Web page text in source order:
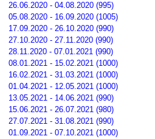
26.06.2020 - 04.08.2020 (995)
05.08.2020 - 16.09.2020 (1005)
17.09.2020 - 26.10.2020 (990)
27.10.2020 - 27.11.2020 (990)
28.11.2020 - 07.01.2021 (990)
08.01.2021 - 15.02.2021 (1000)
16.02.2021 - 31.03.2021 (1000)
01.04.2021 - 12.05.2021 (1000)
13.05.2021 - 14.06.2021 (990)
15.06.2021 - 26.07.2021 (980)
27.07.2021 - 31.08.2021 (990)
01.09.2021 - 07.10.2021 (1000)